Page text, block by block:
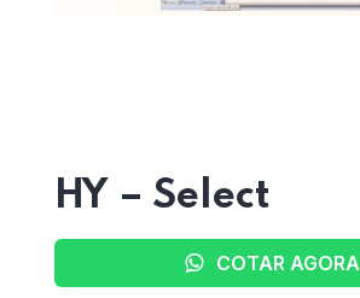
HY – Select
COTAR AGORA